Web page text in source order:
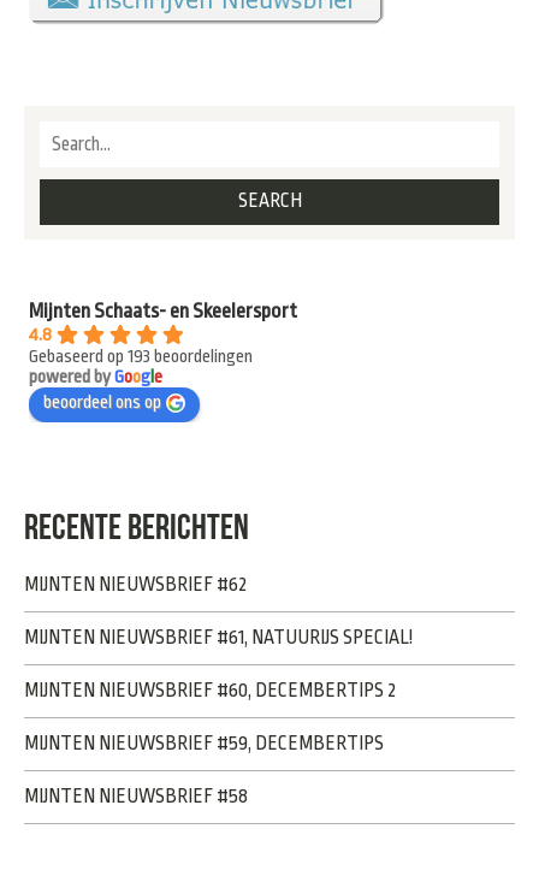
Mijnten Schaats- en Skeelersport
4.8
Gebaseerd op 193 beoordelingen
powered byGooge
beoordeel ons op
RECENTE BERICHTEN
MIJNTEN NIEUWSBRIEF #62
MIJNTEN NIEUWSBRIEF #61, NATUURIJS SPECIAL!
MIJNTEN NIEUWSBRIEF #60, DECEMBERTIPS 2
MIJNTEN NIEUWSBRIEF #59, DECEMBERTIPS
MIJNTEN NIEUWSBRIEF #58